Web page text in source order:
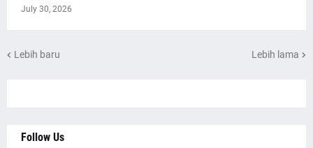
July 30, 2026
Lebih baru Lebih lama
Follow Us